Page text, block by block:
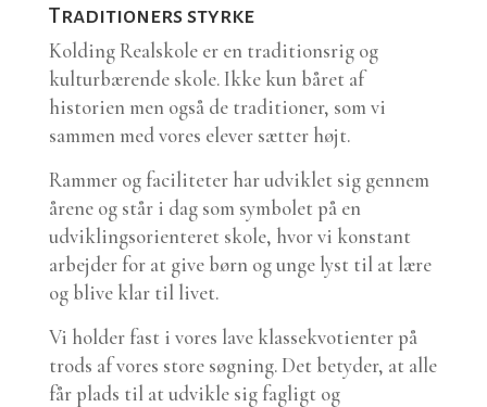
Traditioners styrke
Kolding Realskole er en traditionsrig og
kulturbærende skole. Ikke kun båret af
historien men også de traditioner, som vi
sammen med vores elever sætter højt.
Rammer og faciliteter har udviklet sig gennem
årene og står i dag som symbolet på en
udviklingsorienteret skole, hvor vi konstant
arbejder for at give børn og unge lyst til at lære
og blive klar til livet.
Vi holder fast i vores lave klassekvotienter på
trods af vores store søgning. Det betyder, at alle
får plads til at udvikle sig fagligt og